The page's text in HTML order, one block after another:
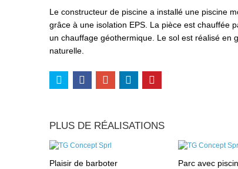
Le constructeur de piscine a installé une piscine
grâce à une isolation EPS. La pièce est chauffée
un chauffage géothermique. Le sol est réalisé en
naturelle.
PLUS DE RÉALISATIONS
Plaisir de barboter Parc avec